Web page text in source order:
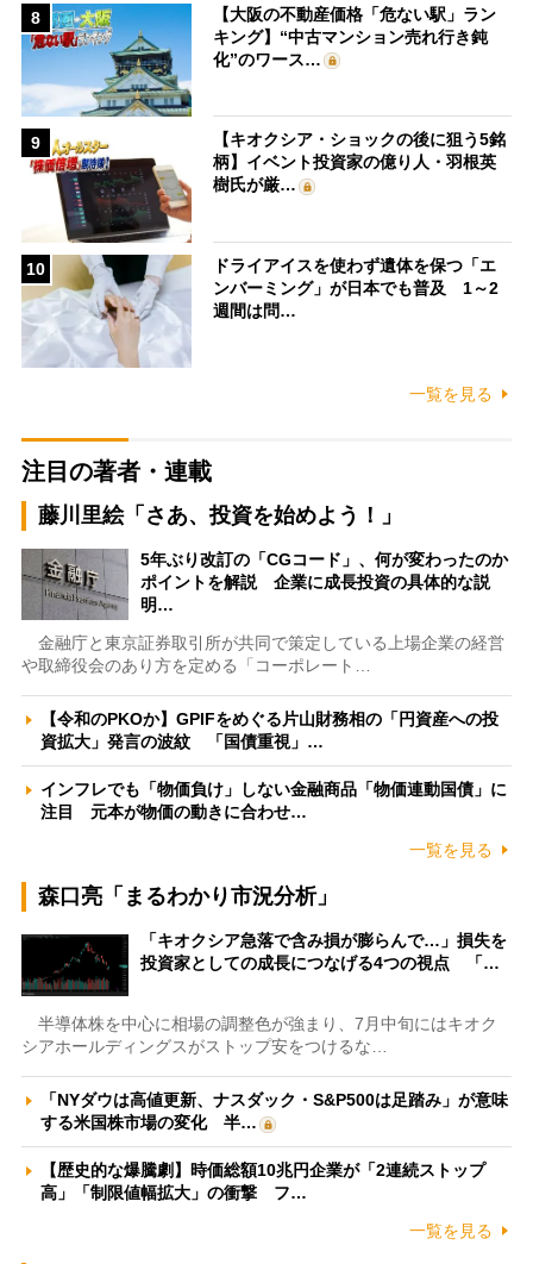
8
【大阪の不動産価格「危ない駅」ラン
キング】“中古マンション売れ行き鈍
化”のワース…
9
【キオクシア・ショックの後に狙う5銘
柄】イベント投資家の億り人・羽根英
樹氏が厳…
10
ドライアイスを使わず遺体を保つ「エ
ンバーミング」が日本でも普及 1～2
週間は問…
一覧を見る
注目の著者・連載
藤川里絵「さあ、投資を始めよう！」
5年ぶり改訂の「CGコード」、何が変わったのか
ポイントを解説 企業に成長投資の具体的な説
明…
金融庁と東京証券取引所が共同で策定している上場企業の経営
や取締役会のあり方を定める「コーポレート…
【令和のPKOか】GPIFをめぐる片山財務相の「円資産への投
資拡大」発言の波紋 「国債重視」…
インフレでも「物価負け」しない金融商品「物価連動国債」に
注目 元本が物価の動きに合わせ…
一覧を見る
森口亮「まるわかり市況分析」
「キオクシア急落で含み損が膨らんで…」損失を
投資家としての成長につなげる4つの視点 「…
半導体株を中心に相場の調整色が強まり、7月中旬にはキオク
シアホールディングスがストップ安をつけるな…
「NYダウは高値更新、ナスダック・S&P500は足踏み」が意味
する米国株市場の変化 半…
【歴史的な爆騰劇】時価総額10兆円企業が「2連続ストップ
高」「制限値幅拡大」の衝撃 フ…
一覧を見る